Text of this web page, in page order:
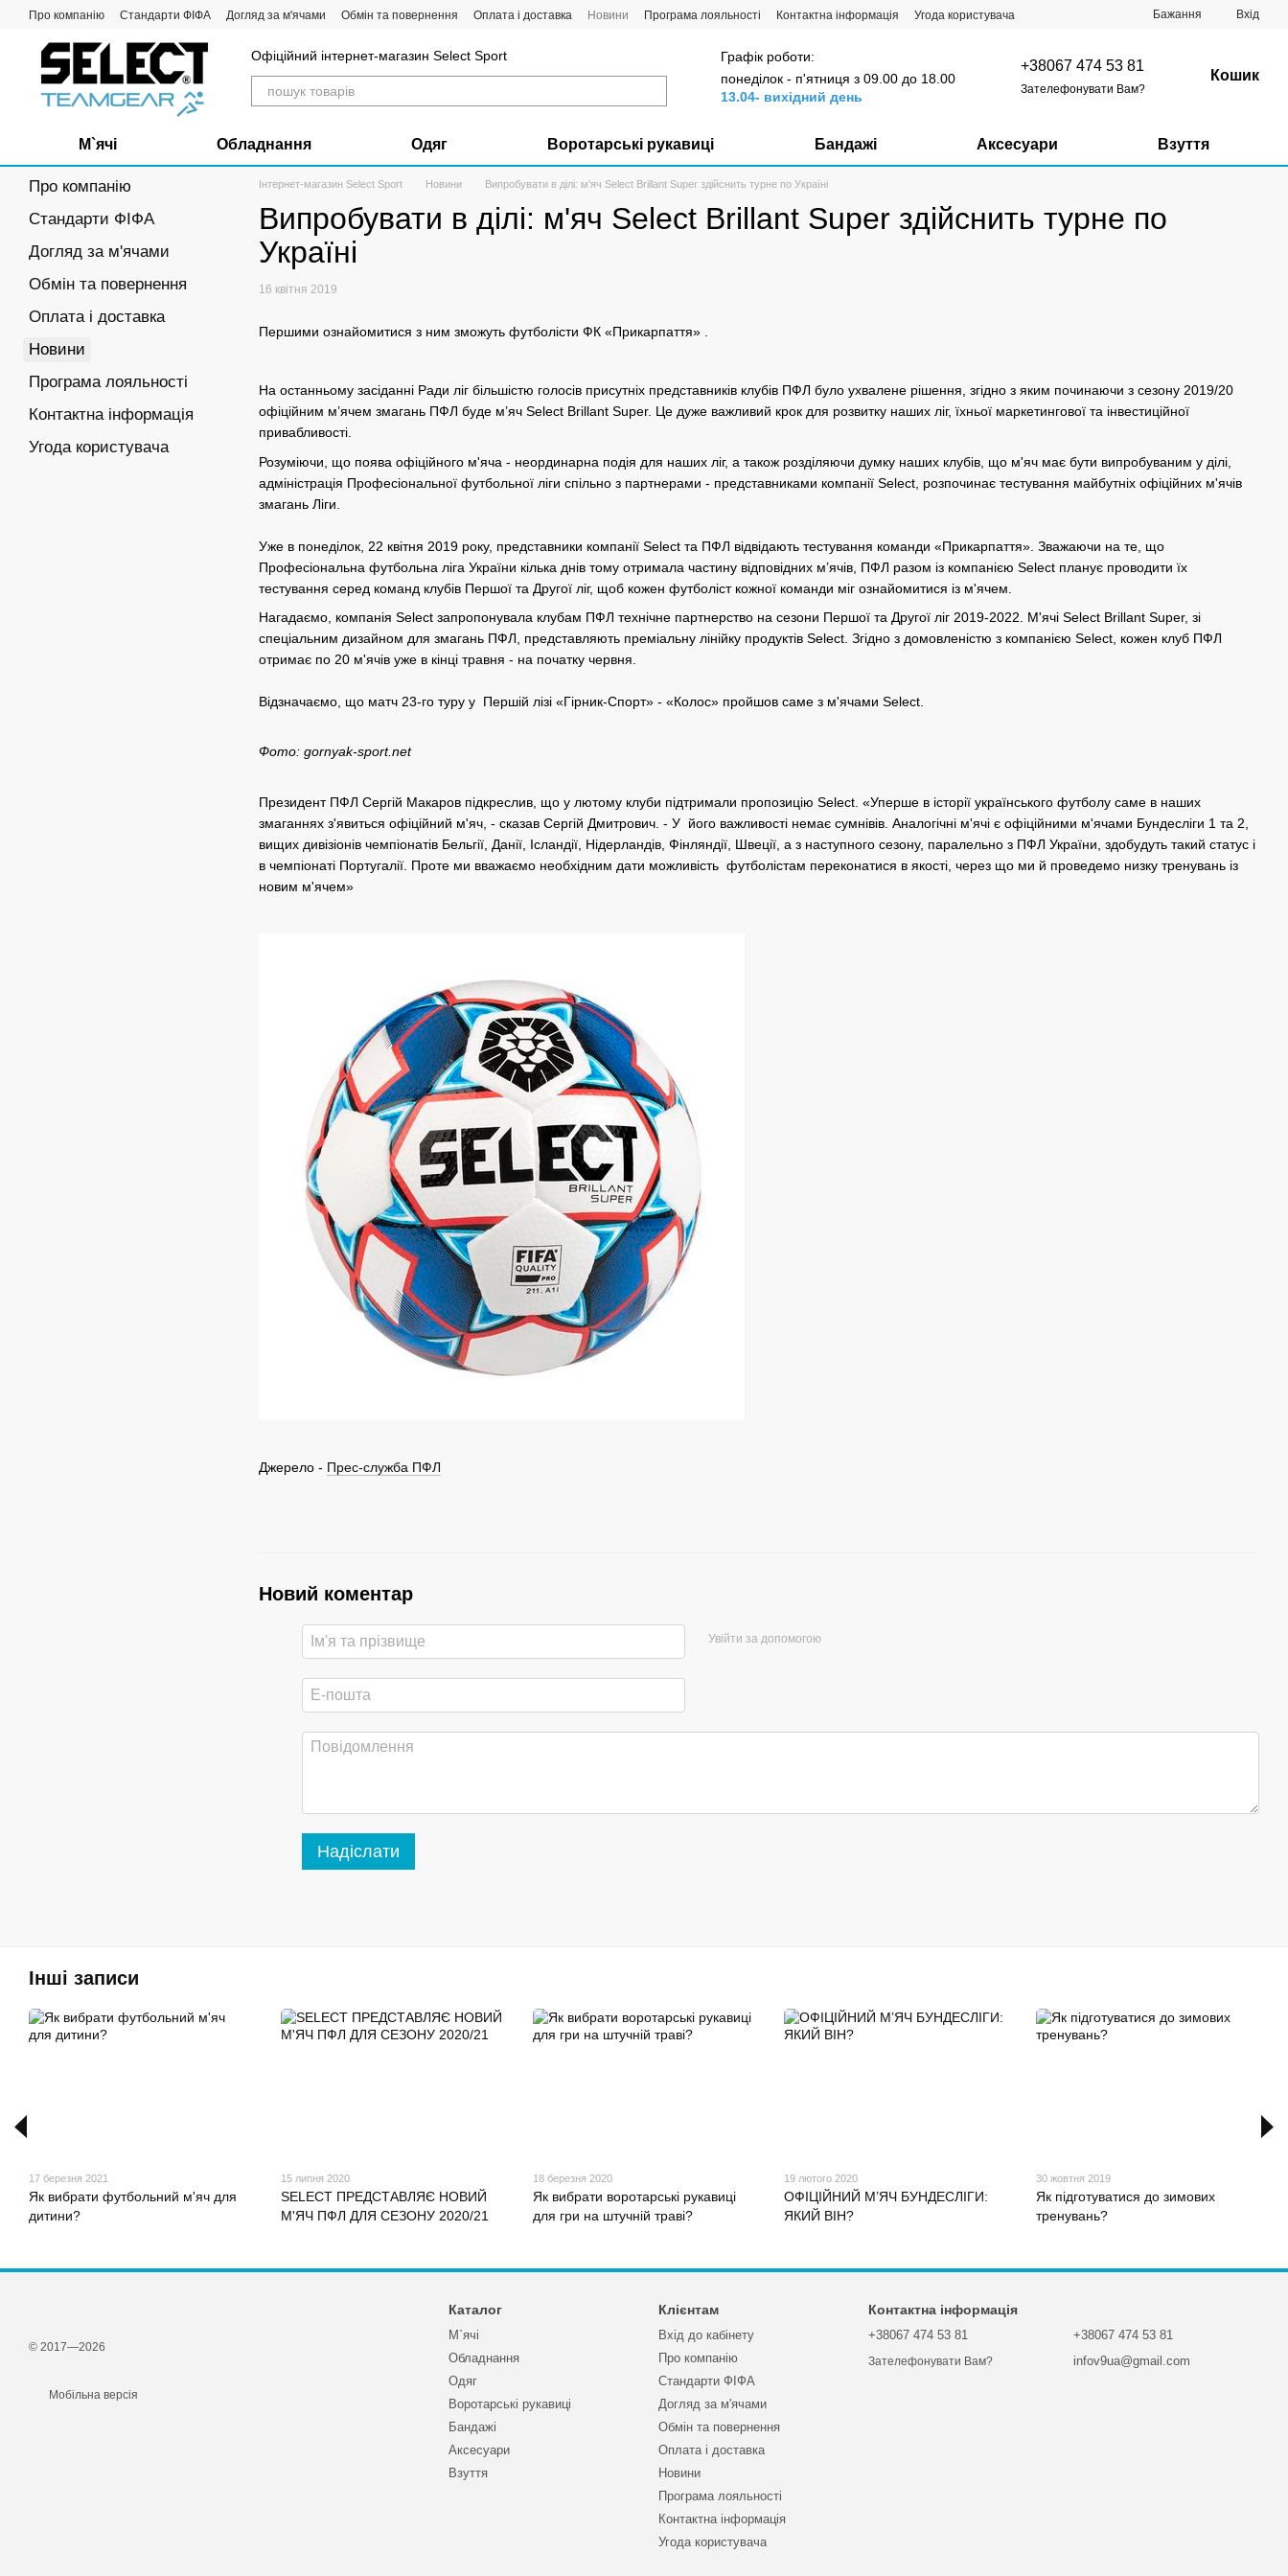
Перейти до основного контенту
Про компанію Стандарти ФІФА Догляд за м'ячами Обмін та повернення Оплата і доставка Новини Програма лояльності Контактна інформація Угода користувача Бажання Вхід
Офіційний інтернет-магазин Select Sport
Графік роботи:
понеділок - п'ятниця з 09.00 до 18.00
13.04- вихідний день
+38067 474 53 81
Зателефонувати Вам?
Кошик
М`ячі Обладнання Одяг Воротарські рукавиці Бандажі Аксесуари Взуття
Інтернет-магазин Select Sport Новини Випробувати в ділі: м'яч Select Brillant Super здійснить турне по Україні
Випробувати в ділі: м'яч Select Brillant Super здійснить турне по
Україні
16 квітня 2019
Першими ознайомитися з ним зможуть футболісти ФК «Прикарпаття» .
На останньому засіданні Ради ліг більшістю голосів присутніх представників клубів ПФЛ було ухвалене рішення, згідно з яким починаючи з сезону 2019/20
офіційним м’ячем змагань ПФЛ буде м’яч Select Brillant Super. Це дуже важливий крок для розвитку наших ліг, їхньої маркетингової та інвестиційної
привабливості.
Розуміючи, що поява офіційного м'яча - неординарна подія для наших ліг, а також розділяючи думку наших клубів, що м'яч має бути випробуваним у ділі,
адміністрація Професіональної футбольної ліги спільно з партнерами - представниками компанії Select, розпочинає тестування майбутніх офіційних м'ячів
змагань Ліги.
Уже в понеділок, 22 квітня 2019 року, представники компанії Select та ПФЛ відвідають тестування команди «Прикарпаття». Зважаючи на те, що
Професіональна футбольна ліга України кілька днів тому отримала частину відповідних м’ячів, ПФЛ разом із компанією Select планує проводити їх
тестування серед команд клубів Першої та Другої ліг, щоб кожен футболіст кожної команди міг ознайомитися із м'ячем.
Нагадаємо, компанія Select запропонувала клубам ПФЛ технічне партнерство на сезони Першої та Другої ліг 2019-2022. М'ячі Select Brillant Super, зі
спеціальним дизайном для змагань ПФЛ, представляють преміальну лінійку продуктів Select. Згідно з домовленістю з компанією Select, кожен клуб ПФЛ
отримає по 20 м'ячів уже в кінці травня - на початку червня.
Відзначаємо, що матч 23-го туру у Першій лізі «Гірник-Спорт» - «Колос» пройшов саме з м'ячами Select.
Фото: gornyak-sport.net
Президент ПФЛ Сергій Макаров підкреслив, що у лютому клуби підтримали пропозицію Select. «Уперше в історії українського футболу саме в наших
змаганнях з'явиться офіційний м'яч, - сказав Сергій Дмитрович. - У його важливості немає сумнівів. Аналогічні м'ячі є офіційними м'ячами Бундесліги 1 та 2,
вищих дивізіонів чемпіонатів Бельгії, Данії, Ісландії, Нідерландів, Фінляндії, Швеції, а з наступного сезону, паралельно з ПФЛ України, здобудуть такий статус і
в чемпіонаті Португалії. Проте ми вважаємо необхідним дати можливість футболістам переконатися в якості, через що ми й проведемо низку тренувань із
новим м'ячем»
Джерело - Прес-служба ПФЛ
Новий коментар
Увійти за допомогою
Надіслати
Про компанію
Стандарти ФІФА
Догляд за м'ячами
Обмін та повернення
Оплата і доставка
Новини
Програма лояльності
Контактна інформація
Угода користувача
Інші записи
17 березня 2021
Як вибрати футбольний м'яч для
дитини?
15 липня 2020
SELECT ПРЕДСТАВЛЯЄ НОВИЙ
М'ЯЧ ПФЛ ДЛЯ СЕЗОНУ 2020/21
18 березня 2020
Як вибрати воротарські рукавиці
для гри на штучній траві?
19 лютого 2020
ОФІЦІЙНИЙ М’ЯЧ БУНДЕСЛІГИ:
ЯКИЙ ВІН?
30 жовтня 2019
Як підготуватися до зимових
тренувань?
© 2017—2026
Мобільна версія
Каталог
М`ячі
Обладнання
Одяг
Воротарські рукавиці
Бандажі
Аксесуари
Взуття
Клієнтам
Вхід до кабінету
Про компанію
Стандарти ФІФА
Догляд за м'ячами
Обмін та повернення
Оплата і доставка
Новини
Програма лояльності
Контактна інформація
Угода користувача
Контактна інформація
+38067 474 53 81
Зателефонувати Вам?
+38067 474 53 81
infov9ua@gmail.com